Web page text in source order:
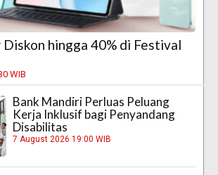
hingga 40% di Festival
WIB
Bank Mandiri Perluas Peluang
Kerja Inklusif bagi Penyandang
Disabilitas
7 August 2026 19:00 WIB